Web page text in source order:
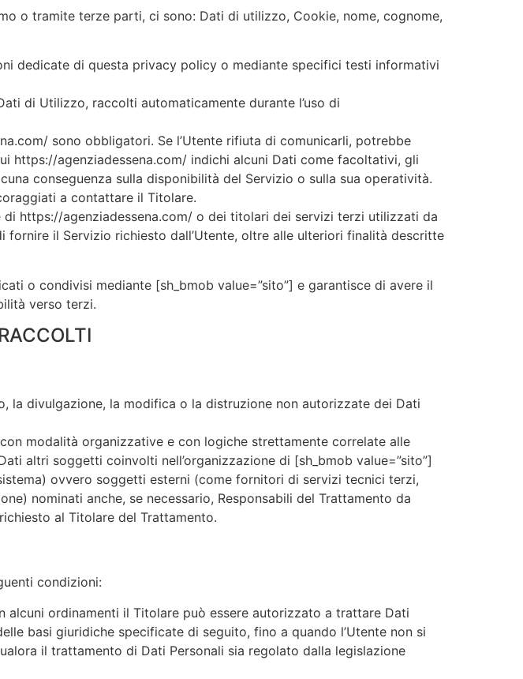
o tramite terze parti, ci sono: Dati di utilizzo, Cookie, nome, cognome,
dedicate di questa privacy policy o mediante specifici testi informativi
di Utilizzo, raccolti automaticamente durante l’uso di
sono obbligatori. Se l’Utente rifiuta di comunicarli, potrebbe
https://agenziadessena.com/ indichi alcuni Dati come facoltativi, gli
conseguenza sulla disponibilità del Servizio o sulla sua operatività.
a contattare il Titolare.
https://agenziadessena.com/ o dei titolari dei servizi terzi utilizzati da
il Servizio richiesto dall’Utente, oltre alle ulteriori finalità descritte
o condivisi mediante [sh_bmob value=”sito”] e garantisce di avere il
verso terzi.
la divulgazione, la modifica o la distruzione non autorizzate dei Dati
modalità organizzative e con logiche strettamente correlate alle
altri soggetti coinvolti nell’organizzazione di [sh_bmob value=”sito”]
ovvero soggetti esterni (come fornitori di servizi tecnici terzi,
nominati anche, se necessario, Responsabili del Trattamento da
al Titolare del Trattamento.
condizioni:
alcuni ordinamenti il Titolare può essere autorizzato a trattare Dati
basi giuridiche specificate di seguito, fino a quando l’Utente non si
il trattamento di Dati Personali sia regolato dalla legislazione